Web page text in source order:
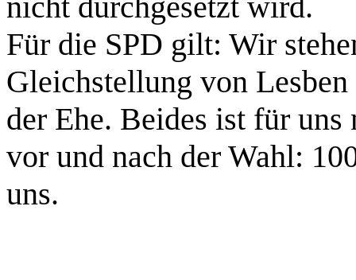
Für die SPD gilt: Wir
Gleichstellung von
der Ehe. Beides ist für
vor und nach der Wahl:
uns.